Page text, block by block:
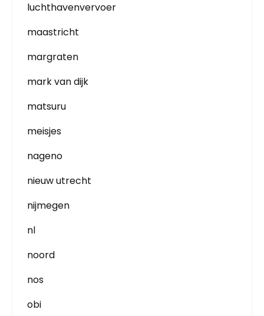
luchthavenvervoer
maastricht
margraten
mark van dijk
matsuru
meisjes
nageno
nieuw utrecht
nijmegen
nl
noord
nos
obi